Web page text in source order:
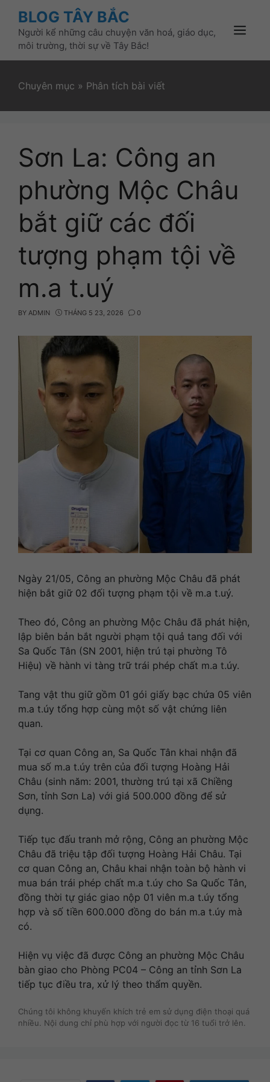
content
BLOG TÂY BẮC
Người kể những câu chuyện văn hoá, giáo dục,
môi trường, thời sự về Tây Bắc!
Menu
Chuyên mục » Phân tích bài viết
Sơn La: Công an
phường Mộc Châu
bắt giữ các đối
tượng phạm tội về
m.a t.uý
BY ADMIN THÁNG 5 23, 2026 0
Ngày 21/05, Công an phường Mộc Châu đã phát
hiện bắt giữ 02 đối tượng phạm tội về m.a t.uý.
Theo đó, Công an phường Mộc Châu đã phát hiện,
lập biên bản bắt người phạm tội quả tang đối với
Sa Quốc Tân (SN 2001, hiện trú tại phường Tô
Hiệu) về hành vi tàng trữ trái phép chất m.a t.úy.
Tang vật thu giữ gồm 01 gói giấy bạc chứa 05 viên
m.a t.úy tổng hợp cùng một số vật chứng liên
quan.
Tại cơ quan Công an, Sa Quốc Tân khai nhận đã
mua số m.a t.úy trên của đối tượng Hoàng Hải
Châu (sinh năm: 2001, thường trú tại xã Chiềng
Sơn, tỉnh Sơn La) với giá 500.000 đồng để sử
dụng.
Tiếp tục đấu tranh mở rộng, Công an phường Mộc
Châu đã triệu tập đối tượng Hoàng Hải Châu. Tại
cơ quan Công an, Châu khai nhận toàn bộ hành vi
mua bán trái phép chất m.a t.úy cho Sa Quốc Tân,
đồng thời tự giác giao nộp 01 viên m.a t.úy tổng
hợp và số tiền 600.000 đồng do bán m.a t.úy mà
có.
Hiện vụ việc đã được Công an phường Mộc Châu
bàn giao cho Phòng PC04 – Công an tỉnh Sơn La
tiếp tục điều tra, xử lý theo thẩm quyền.
Chúng tôi không khuyến khích trẻ em sử dụng điện thoại quá
nhiều. Nội dung chỉ phù hợp với người đọc từ 16 tuổi trở lên.